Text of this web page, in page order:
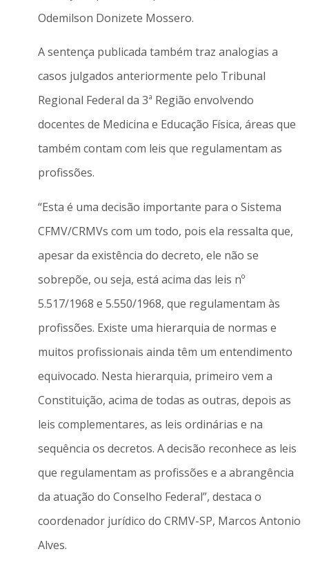
Odemilson Donizete Mossero.
A sentença publicada também traz analogias a
casos julgados anteriormente pelo Tribunal
Regional Federal da 3ª Região envolvendo
docentes de Medicina e Educação Física, áreas que
também contam com leis que regulamentam as
profissões.
“Esta é uma decisão importante para o Sistema
CFMV/CRMVs com um todo, pois ela ressalta que,
apesar da existência do decreto, ele não se
sobrepõe, ou seja, está acima das leis nº
5.517/1968 e 5.550/1968, que regulamentam às
profissões. Existe uma hierarquia de normas e
muitos profissionais ainda têm um entendimento
equivocado. Nesta hierarquia, primeiro vem a
Constituição, acima de todas as outras, depois as
leis complementares, as leis ordinárias e na
sequência os decretos. A decisão reconhece as leis
que regulamentam as profissões e a abrangência
da atuação do Conselho Federal”, destaca o
coordenador jurídico do CRMV-SP, Marcos Antonio
Alves.